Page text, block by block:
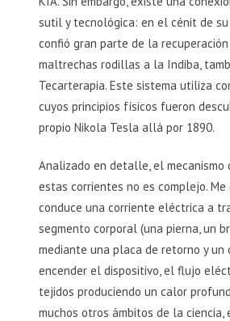
sutil y tecnológica: en el cénit de su
confió gran parte de la
maltrechas rodillas a la Indiba,
Tecarterapia. Este sistema utiliza
cuyos principios físicos fueron
propio Nikola Tesla allá por 1890.
Analizado en detalle, el mecanismo
estas corrientes no es complejo. Me
conduce una corriente eléctrica a
segmento corporal (una pierna, un
mediante una placa de retorno y un
encender el dispositivo, el flujo
tejidos produciendo un calor
muchos otros ámbitos de la ciencia,